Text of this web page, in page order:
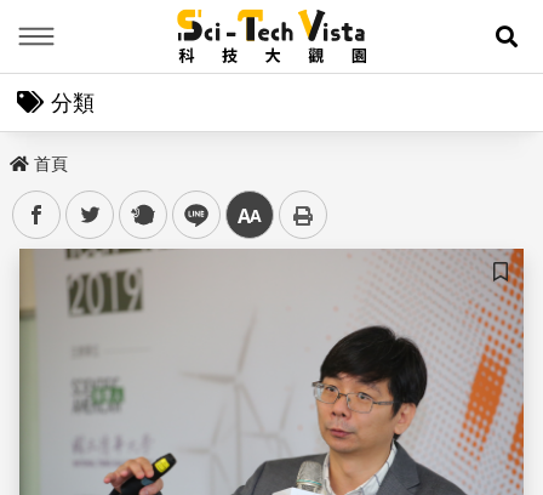
展
分類
首頁
facebooktwitter plurk line 中
儲存